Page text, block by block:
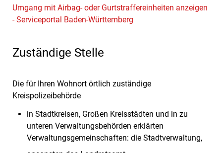
Umgang mit Airbag- oder Gurtstraffereinheiten anzeigen
- Serviceportal Baden-Württemberg
Zuständige Stelle
Die für Ihren Wohnort örtlich zuständige
Kreispolizeibehörde
in Stadtkreisen, Großen Kreisstädten und in zu
unteren Verwaltungsbehörden erklärten
Verwaltungsgemeinschaften: die Stadtverwaltung,